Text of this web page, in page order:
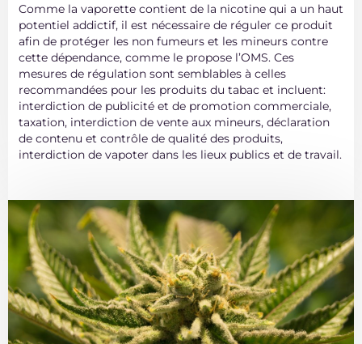
Comme la vaporette contient de la nicotine qui a un haut
potentiel addictif, il est nécessaire de réguler ce produit
afin de protéger les non fumeurs et les mineurs contre
cette dépendance, comme le propose l’OMS. Ces
mesures de régulation sont semblables à celles
recommandées pour les produits du tabac et incluent:
interdiction de publicité et de promotion commerciale,
taxation, interdiction de vente aux mineurs, déclaration
de contenu et contrôle de qualité des produits,
interdiction de vapoter dans les lieux publics et de travail.